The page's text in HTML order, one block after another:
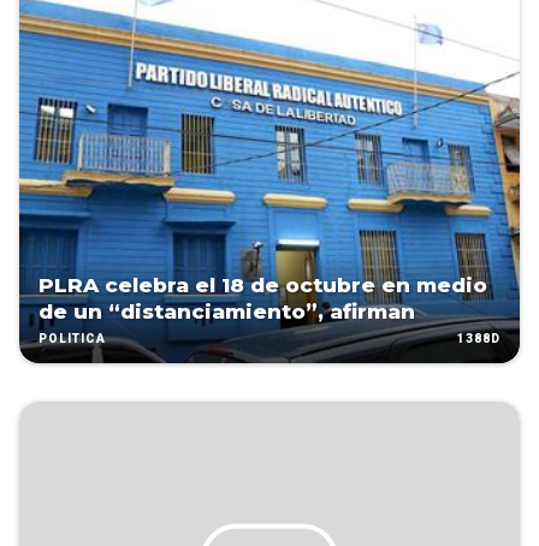
PLRA celebra el 18 de octubre en medio
de un “distanciamiento”, afirman
POLÍTICA 1388D